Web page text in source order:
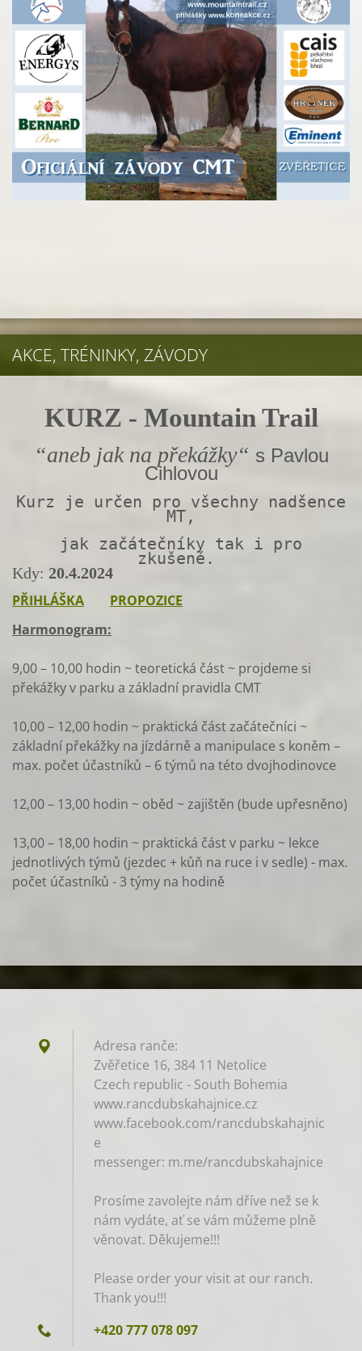
AKCE, TRÉNINKY, ZÁVODY
KURZ - Mountain Trail
“aneb jak na překážky“ s Pavlou
Cihlovou
Kurz je určen pro všechny nadšence
MT,
jak začátečníky tak i pro
zkušené.
Kdy: 20.4.2024
PŘIHLÁŠKA
PROPOZICE
Harmonogram:
9,00 – 10,00 hodin ~teoretická část ~ projdeme si
překážky v parku a základní pravidla CMT
10,00 – 12,00 hodin ~ praktická část začátečníci ~
základní překážky na jízdárně a manipulace s koněm –
max. počet účastníků – 6 týmů na této dvojhodinovce
12,00 – 13,00 hodin ~ oběd ~ zajištěn (bude upřesněno)
13,00 – 18,00 hodin ~ praktická část v parku ~ lekce
jednotlivých týmů (jezdec + kůň na ruce i v sedle) - max.
počet účastníků - 3 týmy na hodině
Adresa ranče:
Zvěřetice 16, 384 11 Netolice
Czech republic - South Bohemia
www.rancdubskahajnice.cz
www.facebook.com/rancdubskahajnic
e
messenger: m.me/rancdubskahajnice
Prosíme zavolejte nám dříve než se k
nám vydáte, ať se vám můžeme plně
věnovat. Děkujeme!!!
Please order your visit at our ranch.
Thank you!!!
+420 777 078 097